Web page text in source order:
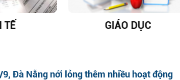
TẾ GIÁO DỤC
9, Đà Nẵng nới lỏng thêm nhiều hoạt động